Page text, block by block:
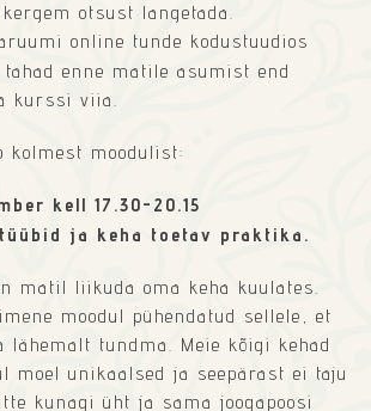
otsust langetada.
online tunde kodustuudios
enne matile asumist end
kurssi viia.
kolmest moodulist:
kell 17.30-20.15
ja keha toetav praktika.
matil liikuda oma keha kuulates.
moodul pühendatud sellele, et
lähemalt tundma. Meie kõigi kehad
moel unikaalsed ja seepärast ei taju
kunagi üht ja sama joogapoosi